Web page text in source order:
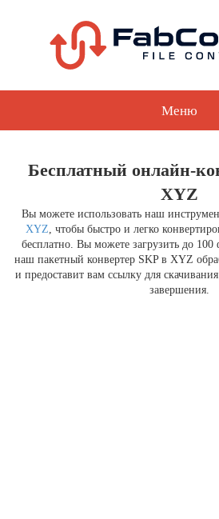
Меню
Бесплатный онлайн-
XYZ
Вы можете использовать наш
XYZ, чтобы быстро и легко
бесплатно. Вы можете загрузить до
наш пакетный конвертер SKP в XYZ
и предоставит вам ссылку для
завершения.